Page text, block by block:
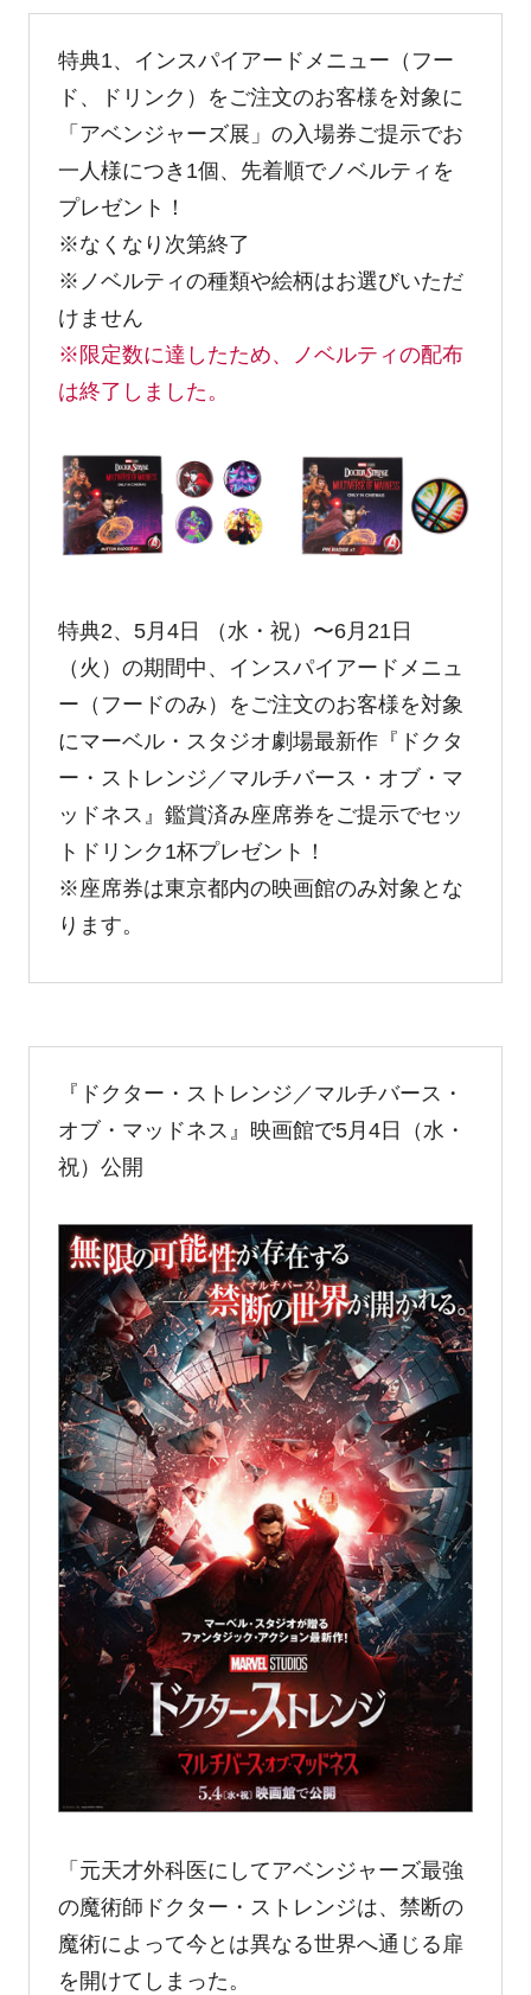
特典1、インスパイアードメニュー（フー
ド、ドリンク）をご注文のお客様を対象に
「アベンジャーズ展」の入場券ご提示でお
一人様につき1個、先着順でノベルティを
プレゼント！
※なくなり次第終了
※ノベルティの種類や絵柄はお選びいただ
けません
※限定数に達したため、ノベルティの配布
は終了しました。
特典2、5⽉4⽇ （⽔・祝）〜6月21日
（火）の期間中、インスパイアードメニュ
ー（フードのみ）をご注文のお客様を対象
にマーベル・スタジオ劇場最新作『ドクタ
ー・ストレンジ／マルチバース・オブ・マ
ッドネス』鑑賞済み座席券をご提⽰でセッ
トドリンク1杯プレゼント！
※座席券は東京都内の映画館のみ対象とな
ります。
『ドクター・ストレンジ／マルチバース・
オブ・マッドネス』映画館で5月4日（水・
祝）公開
「元天才外科医にしてアベンジャーズ最強
の魔術師ドクター・ストレンジは、禁断の
魔術によって今とは異なる世界へ通じる扉
を開けてしまった。